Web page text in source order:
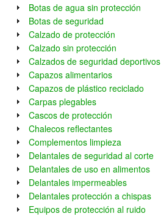
Botas de agua sin protección
Botas de seguridad
Calzado de protección
Calzado sin protección
Calzados de seguridad deportivos
Capazos alimentarios
Capazos de plástico reciclado
Carpas plegables
Cascos de protección
Chalecos reflectantes
Complementos limpieza
Delantales de seguridad al corte
Delantales de uso en alimentos
Delantales impermeables
Delantales protección a chispas
Equipos de protección al ruido